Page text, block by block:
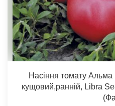
Насіння томату
кущовий,ранній, Libra